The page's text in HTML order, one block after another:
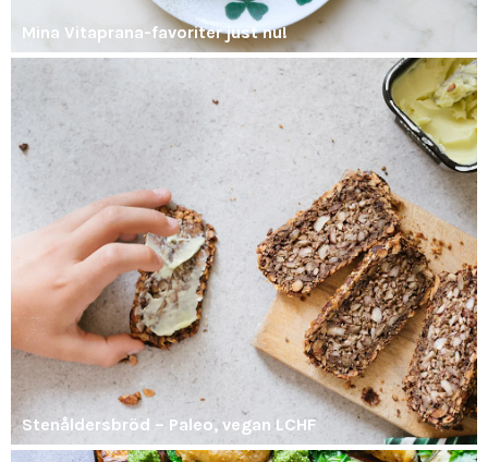
Mina Vitaprana-favoriter just nu!
Stenåldersbröd – Paleo, vegan LCHF